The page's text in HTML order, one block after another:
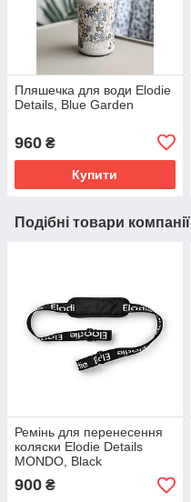
Пляшечка для води Elodie
Details, Blue Garden
960 ₴
Купити
Подібні товари компанії
Ремінь для перенесення
коляски Elodie Details
MONDO, Black
900 ₴